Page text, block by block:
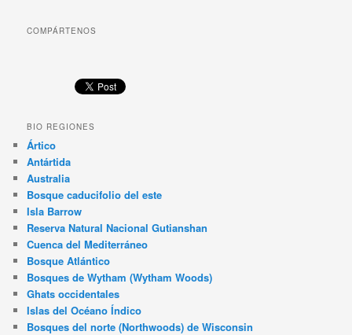
COMPÁRTENOS
BIO REGIONES
Ártico
Antártida
Australia
Bosque caducifolio del este
Isla Barrow
Reserva Natural Nacional Gutianshan
Cuenca del Mediterráneo
Bosque Atlántico
Bosques de Wytham (Wytham Woods)
Ghats occidentales
Islas del Océano Índico
Bosques del norte (Northwoods) de Wisconsin